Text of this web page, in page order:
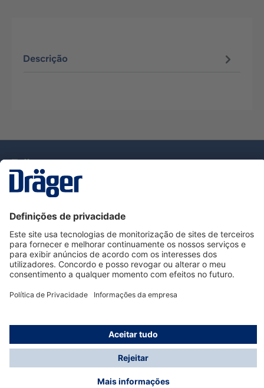
Descrição
Serviço de Apoio ao Cliente Dräger
Utilização da loja
Informações
© Dräger Portugal, Lda, 2024
* Todos os preços excl. IVA mais
possíveis taxas de entrega, se não for indicado o